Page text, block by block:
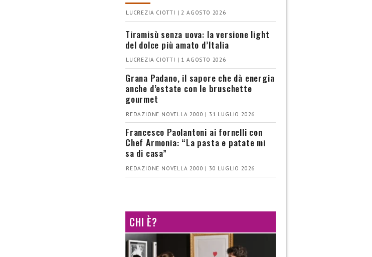
LUCREZIA CIOTTI | 2 AGOSTO 2026
Tiramisù senza uova: la versione light
del dolce più amato d’Italia
LUCREZIA CIOTTI | 1 AGOSTO 2026
Grana Padano, il sapore che dà energia
anche d’estate con le bruschette
gourmet
REDAZIONE NOVELLA 2000 | 31 LUGLIO 2026
Francesco Paolantoni ai fornelli con
Chef Armonia: “La pasta e patate mi
sa di casa”
REDAZIONE NOVELLA 2000 | 30 LUGLIO 2026
CHI È?